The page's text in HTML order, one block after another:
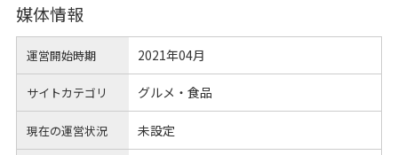
媒体情報
運営開始時期 2021年04月
サイトカテゴリ グルメ・食品
現在の運営状況 未設定